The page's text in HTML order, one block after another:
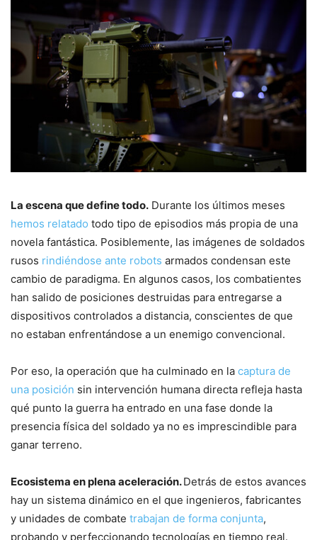
La escena que define todo. Durante los últimos meses
hemos relatado todo tipo de episodios más propia de una
novela fantástica. Posiblemente, las imágenes de soldados
rusos rindiéndose ante robots armados condensan este
cambio de paradigma. En algunos casos, los combatientes
han salido de posiciones destruidas para entregarse a
dispositivos controlados a distancia, conscientes de que
no estaban enfrentándose a un enemigo convencional.
Por eso, la operación que ha culminado en la captura de
una posición sin intervención humana directa refleja hasta
qué punto la guerra ha entrado en una fase donde la
presencia física del soldado ya no es imprescindible para
ganar terreno.
Ecosistema en plena aceleración.Detrás de estos avances
hay un sistema dinámico en el que ingenieros, fabricantes
y unidades de combate trabajan de forma conjunta,
probando y perfeccionando tecnologías en tiempo real.